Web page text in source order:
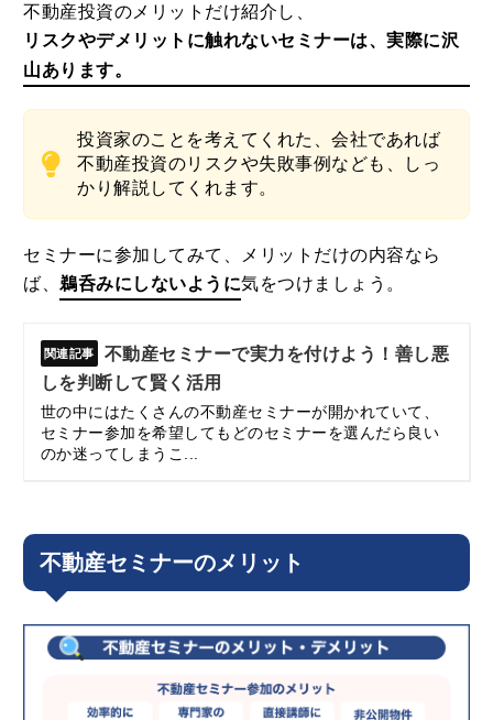
不動産投資のメリットだけ紹介し、
リスクやデメリットに触れないセミナーは、実際に沢
山あります。
投資家のことを考えてくれた、会社であれば
不動産投資のリスクや失敗事例なども、しっ
かり解説してくれます。
セミナーに参加してみて、メリットだけの内容なら
ば、 鵜呑みにしないように気をつけましょう。
不動産セミナーで実力を付けよう！善し悪
しを判断して賢く活用
世の中にはたくさんの不動産セミナーが開かれていて、
セミナー参加を希望してもどのセミナーを選んだら良い
のか迷ってしまうこ...
不動産セミナーのメリット